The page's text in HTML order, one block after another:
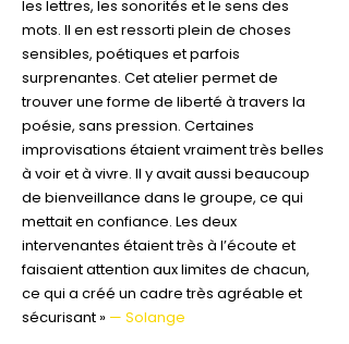
les lettres, les sonorités et le sens des
mots. Il en est ressorti plein de choses
sensibles, poétiques et parfois
surprenantes. Cet atelier permet de
trouver une forme de liberté à travers la
poésie, sans pression. Certaines
improvisations étaient vraiment très belles
à voir et à vivre. Il y avait aussi beaucoup
de bienveillance dans le groupe, ce qui
mettait en confiance. Les deux
intervenantes étaient très à l’écoute et
faisaient attention aux limites de chacun,
ce qui a créé un cadre très agréable et
sécurisant » — Solange